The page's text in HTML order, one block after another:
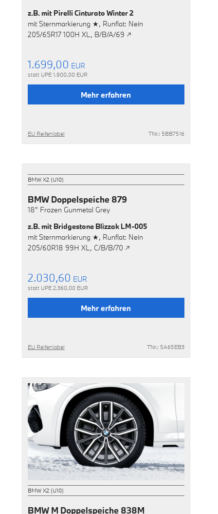
z.B. mit Pirelli Cinturato Winter 2
mit Sternmarkierung ★, Runflat: Nein
205/65R17 100H XL, B/B/A/69 ↗
1.699,00 EUR
statt UPE 1.900,00 EUR
Mehr erfahren
EU Reifenlabel TNr.: 5BB7516
BMW X2 (U10)
BMW Doppelspeiche 879
18" Frozen Gunmetal Grey
z.B. mit Bridgestone Blizzak LM-005
mit Sternmarkierung ★, Runflat: Nein
205/60R18 99H XL, C/B/B/70 ↗
2.030,60 EUR
statt UPE 2.360,00 EUR
Mehr erfahren
EU Reifenlabel TNr.: 5A65EB3
BMW X2 (U10)
BMW M Doppelspeiche 838M